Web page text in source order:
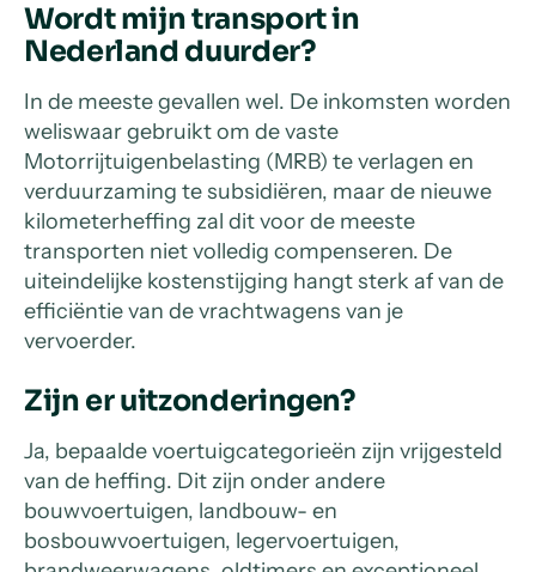
Wordt mijn transport in
Nederland duurder?
In de meeste gevallen wel. De inkomsten worden
weliswaar gebruikt om de vaste
Motorrijtuigenbelasting (MRB) te verlagen en
verduurzaming te subsidiëren, maar de nieuwe
kilometerheffing zal dit voor de meeste
transporten niet volledig compenseren. De
uiteindelijke kostenstijging hangt sterk af van de
efficiëntie van de vrachtwagens van je
vervoerder.
Zijn er uitzonderingen?
Ja, bepaalde voertuigcategorieën zijn vrijgesteld
van de heffing. Dit zijn onder andere
bouwvoertuigen, landbouw- en
bosbouwvoertuigen, legervoertuigen,